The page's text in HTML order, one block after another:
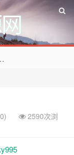
寻找资源请留言或关注公众号:烈日下的男人
2590次浏